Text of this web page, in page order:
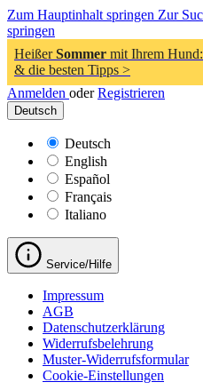
Zum Hauptinhalt springen Zur
springen
HeißerSommer mit Ihrem Hund:
& die besten Tipps >
Anmelden oder Registrieren
Deutsch
Deutsch
English
Español
Français
Italiano
Service/Hilfe
Impressum
AGB
Datenschutzerklärung
Widerrufsbelehrung
Muster-Widerrufsformular
Cookie-Einstellungen